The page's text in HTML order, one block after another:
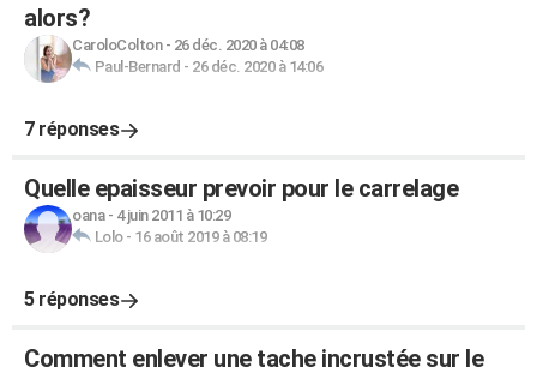
alors?
CaroloColton- 26 déc. 2020 à 04:08
Paul-Bernard - 26 déc. 2020 à 14:06
7 réponses
Quelle epaisseur prevoir pour le carrelage
oana- 4 juin 2011 à 10:29
Lolo- 16 août 2019 à 08:19
5 réponses
Comment enlever une tache incrustée sur le